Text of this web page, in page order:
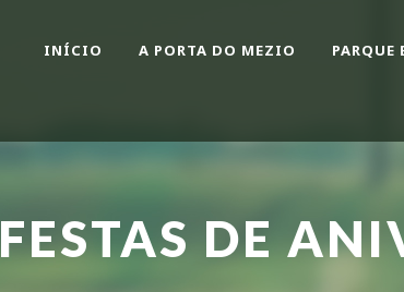
INÍCIO A PORTA DO MEZIO
FESTAS DE